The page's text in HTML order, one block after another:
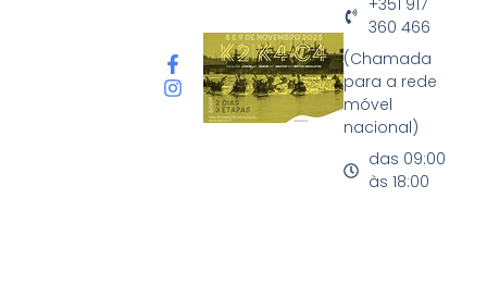
360 466
(Chamada
para a rede
móvel
nacional)
das 09:00
às 18:00